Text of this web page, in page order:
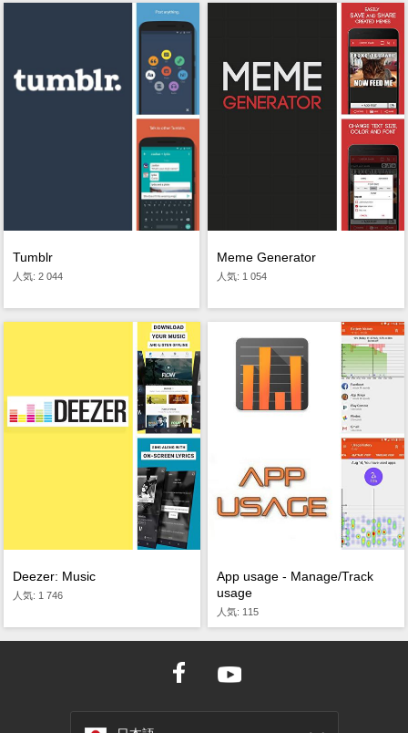
Tumblr
人気: 2 044
Meme Generator
人気: 1 054
Deezer: Music
人気: 1 746
App usage - Manage/Track
usage
人気: 115